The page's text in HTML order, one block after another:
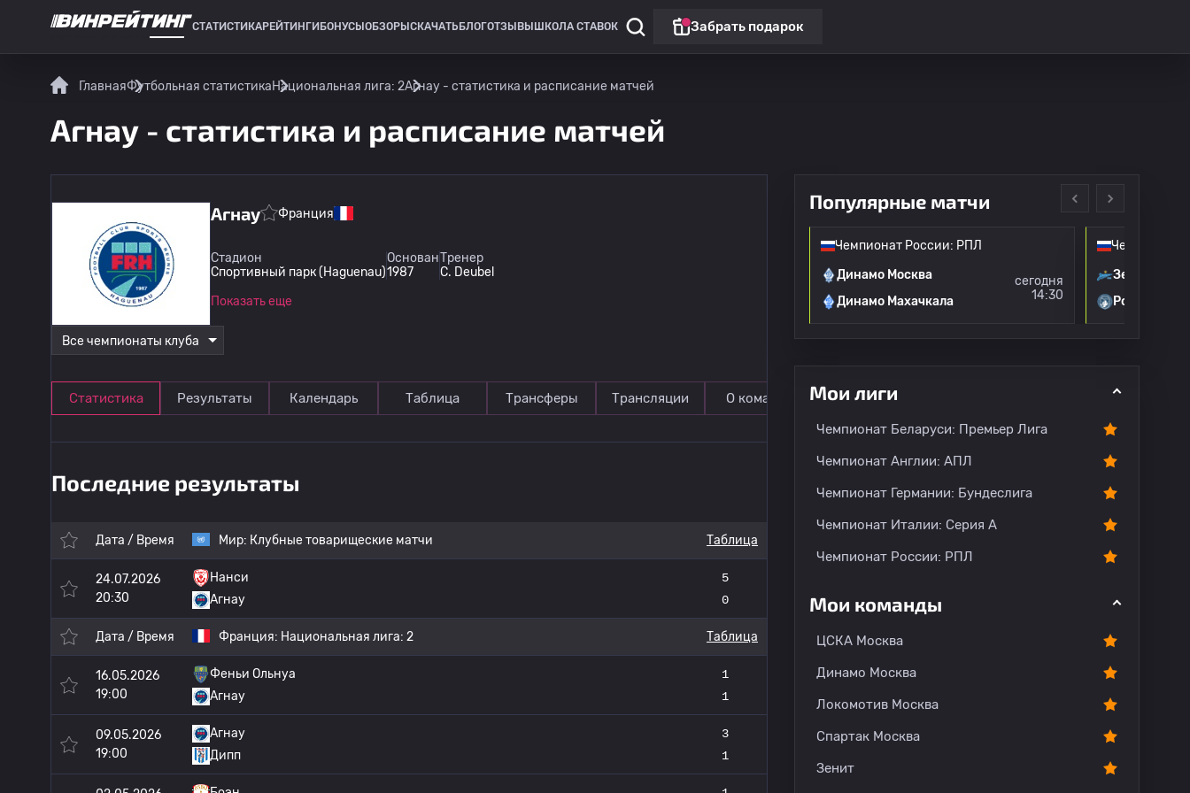
СТАТИСТИКАРЕЙТИНГИ БОНУСЫ ОБЗОРЫ СКАЧАТЬ БЛОГОТЗЫВЫ ШКОЛА СТАВОК Забрать подарок
ГлавнаяФутбольная статистикаНациональная лига: 2Агнау - статистика и расписание матчей
Агнау - статистика и расписание матчей
Агнау Франция
Стадион
Спортивный парк (Haguenau)
Основан
1987
Тренер
C. Deubel
Показать еще
Все чемпионаты клуба
Статистика Результаты Календарь Таблица Трансферы Трансляции О команде
Последние результаты
Дата / Время Мир: Клубные товарищеские матчи Таблица
24.07.2026
20:30
Нанси
Агнау
5
0
Дата / Время Франция: Национальная лига: 2 Таблица
16.05.2026
19:00
Феньи Ольнуа
Агнау
1
1
09.05.2026
19:00
Агнау
Дипп
3
1
Популярные матчи
Чемпионат России: РПЛ
Динамо Москва
Динамо Махачкала
сегодня
14:30
Чемпионат
Зенит
Родина
Мои лиги
Чемпионат Беларуси: Премьер Лига
Чемпионат Англии: АПЛ
Чемпионат Германии: Бундеслига
Чемпионат Италии: Серия А
Чемпионат России: РПЛ
Мои команды
ЦСКА Москва
Динамо Москва
Локомотив Москва
Спартак Москва
Зенит